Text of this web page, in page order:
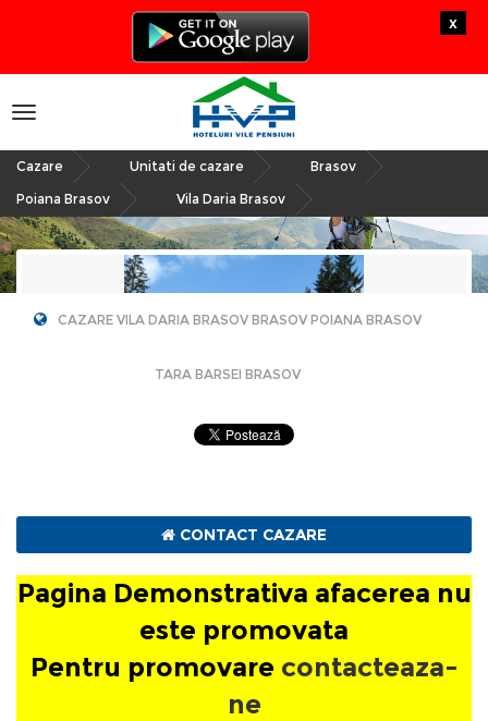
x
Toggle
navigation
Cazare Unitati de cazare Brasov
Poiana Brasov Vila Daria Brasov
Pagina Demonstrativa afacerea nu este
promovata
Pentru promovarecontacteaza-ne
CAZARE VILA DARIA BRASOV BRASOV POIANA BRASOV
TARA BARSEI BRASOV
CONTACT CAZARE
Pagina Demonstrativa afacerea nu
este promovata
Pentru promovare contacteaza-
ne